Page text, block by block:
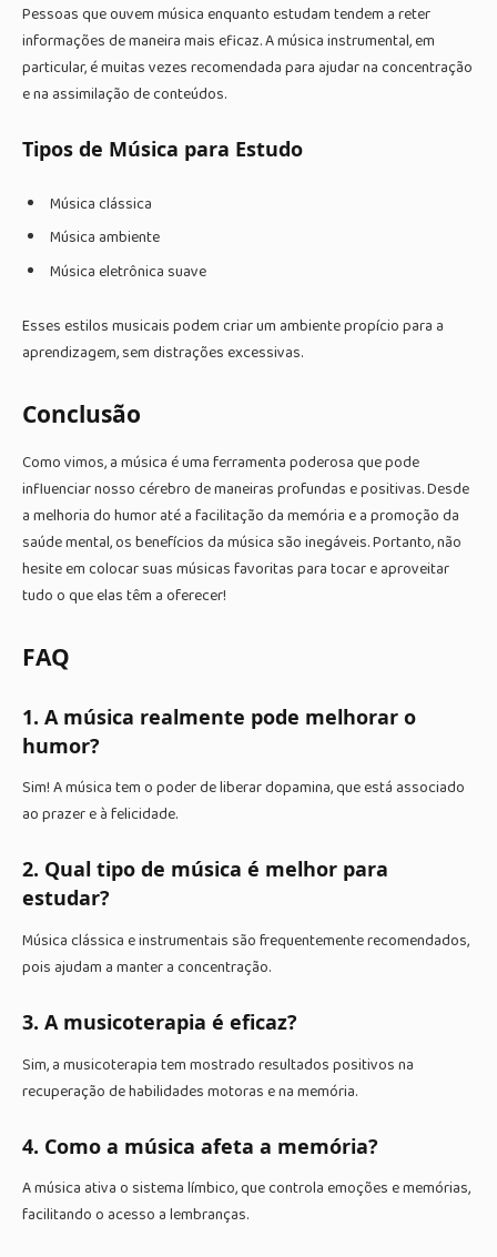
Pessoas que ouvem música enquanto estudam tendem a reter
informações de maneira mais eficaz. A música instrumental, em
particular, é muitas vezes recomendada para ajudar na concentração
e na assimilação de conteúdos.
Tipos de Música para Estudo
Música clássica
Música ambiente
Música eletrônica suave
Esses estilos musicais podem criar um ambiente propício para a
aprendizagem, sem distrações excessivas.
Conclusão
Como vimos, a música é uma ferramenta poderosa que pode
influenciar nosso cérebro de maneiras profundas e positivas. Desde
a melhoria do humor até a facilitação da memória e a promoção da
saúde mental, os benefícios da música são inegáveis. Portanto, não
hesite em colocar suas músicas favoritas para tocar e aproveitar
tudo o que elas têm a oferecer!
FAQ
1. A música realmente pode melhorar o
humor?
Sim! A música tem o poder de liberar dopamina, que está associado
ao prazer e à felicidade.
2. Qual tipo de música é melhor para
estudar?
Música clássica e instrumentais são frequentemente recomendados,
pois ajudam a manter a concentração.
3. A musicoterapia é eficaz?
Sim, a musicoterapia tem mostrado resultados positivos na
recuperação de habilidades motoras e na memória.
4. Como a música afeta a memória?
A música ativa o sistema límbico, que controla emoções e memórias,
facilitando o acesso a lembranças.